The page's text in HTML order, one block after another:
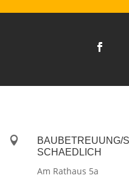

BAUBETREUUNG/
SCHAEDLICH
Am Rathaus 5a